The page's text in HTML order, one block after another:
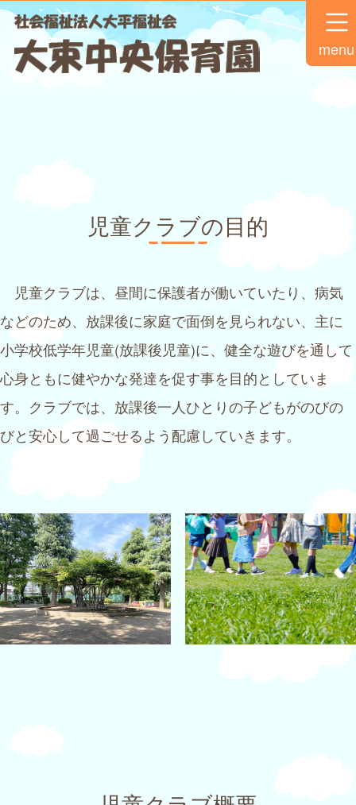
menu
児童クラブの目的
児童クラブは、昼間に保護者が働いていたり、病気
などのため、放課後に家庭で面倒を見られない、主に
小学校低学年児童(放課後児童)に、健全な遊びを通して
心身ともに健やかな発達を促す事を目的としていま
す。クラブでは、放課後一人ひとりの子どもがのびの
びと安心して過ごせるよう配慮していきます。